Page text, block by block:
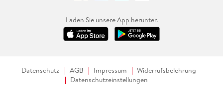
Laden Sie unsere App herunter.
Datenschutz AGB Impressum
Widerrufsbelehrung
Datenschutzeinstellungen